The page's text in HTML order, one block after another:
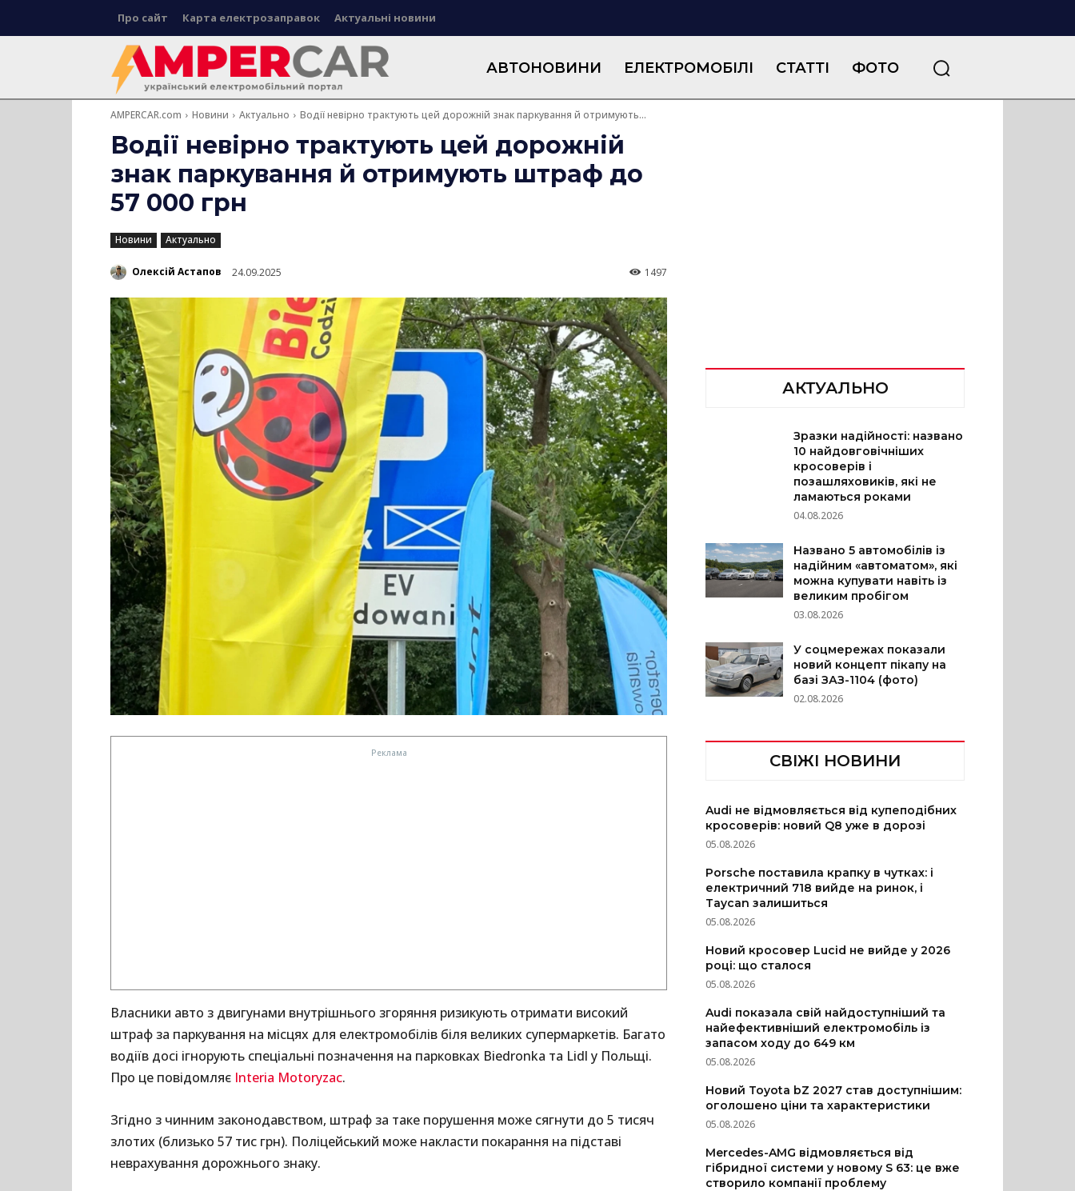
Про сайт Карта електрозаправок Актуальні новини
АВТОНОВИНИ ЕЛЕКТРОМОБІЛІ СТАТТІ ФОТО
AMPERCAR.com Новини Актуально Водії невірно трактують цей дорожній знак паркування й отримують...
Водії невірно трактують цей дорожній
знак паркування й отримують штраф до
57 000 грн
Новини Актуально
Олексій Астапов 24.09.2025 1497
Власники авто з двигунами внутрішнього згоряння ризикують отримати високий
штраф за паркування на місцях для електромобілів біля великих супермаркетів. Багато
водіїв досі ігнорують спеціальні позначення на парковках Biedronka та Lidl у Польщі.
Про це повідомляє Interia Motoryzac.
Згідно з чинним законодавством, штраф за таке порушення може сягнути до 5 тисяч
злотих (близько 57 тис грн). Поліцейський може накласти покарання на підставі
неврахування дорожнього знаку.
АКТУАЛЬНО
Зразки надійності: названо
10 найдовговічніших
кросоверів і
позашляховиків, які не
ламаються роками
04.08.2026
Названо 5 автомобілів із
надійним «автоматом», які
можна купувати навіть із
великим пробігом
03.08.2026
У соцмережах показали
новий концепт пікапу на
базі ЗАЗ-1104 (фото)
02.08.2026
СВІЖІ НОВИНИ
Audi не відмовляється від купеподібних
кросоверів: новий Q8 уже в дорозі
05.08.2026
Porsche поставила крапку в чутках: і
електричний 718 вийде на ринок, і
Taycan залишиться
05.08.2026
Новий кросовер Lucid не вийде у 2026
році: що сталося
05.08.2026
Audi показала свій найдоступніший та
найефективніший електромобіль із
запасом ходу до 649 км
05.08.2026
Новий Toyota bZ 2027 став доступнішим:
оголошено ціни та характеристики
05.08.2026
Mercedes-AMG відмовляється від
гібридної системи у новому S 63: це вже
створило компанії проблему